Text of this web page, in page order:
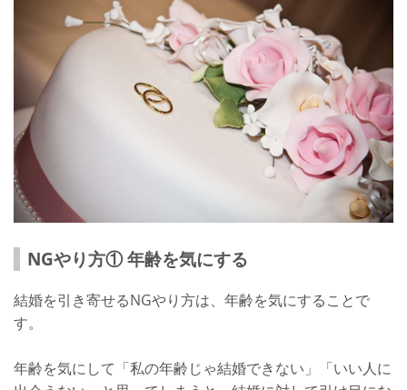
NGやり方① 年齢を気にする
結婚を引き寄せるNGやり方は、年齢を気にすることで
す。
年齢を気にして「私の年齢じゃ結婚できない」「いい人に